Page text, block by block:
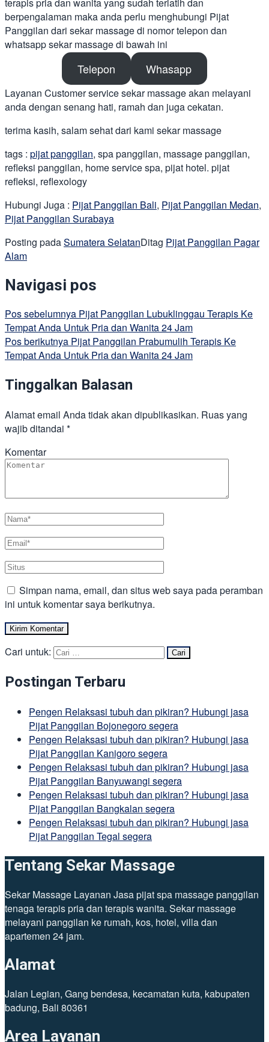
terapis pria dan wanita yang sudah terlatih dan
berpengalaman maka anda perlu menghubungi Pijat
Panggilan dari sekar massage di nomor telepon dan
whatsapp sekar massage di bawah ini
Telepon Whasapp
Layanan Customer service sekar massage akan melayani
anda dengan senang hati, ramah dan juga cekatan.
terima kasih, salam sehat dari kami sekar massage
tags : pijat panggilan, spa panggilan, massage panggilan,
refleksi panggilan, home service spa, pijat hotel. pijat
refleksi, reflexology
Hubungi Juga : Pijat Panggilan Bali, Pijat Panggilan Medan,
Pijat Panggilan Surabaya
Posting padaSumatera SelatanDitag Pijat Panggilan Pagar
Alam
Navigasi pos
Pos sebelumnya Pijat Panggilan Lubuklinggau Terapis Ke
Tempat Anda Untuk Pria dan Wanita 24 Jam
Pos berikutnya Pijat Panggilan Prabumulih Terapis Ke
Tempat Anda Untuk Pria dan Wanita 24 Jam
Tinggalkan Balasan
Alamat email Anda tidak akan dipublikasikan. Ruas yang
wajib ditandai *
Komentar
Simpan nama, email, dan situs web saya pada peramban
ini untuk komentar saya berikutnya.
Cari untuk:
Postingan Terbaru
Pengen Relaksasi tubuh dan pikiran? Hubungi jasa
Pijat Panggilan Bojonegoro segera
Pengen Relaksasi tubuh dan pikiran? Hubungi jasa
Pijat Panggilan Kanigoro segera
Pengen Relaksasi tubuh dan pikiran? Hubungi jasa
Pijat Panggilan Banyuwangi segera
Pengen Relaksasi tubuh dan pikiran? Hubungi jasa
Pijat Panggilan Bangkalan segera
Pengen Relaksasi tubuh dan pikiran? Hubungi jasa
Pijat Panggilan Tegal segera
Tentang Sekar Massage
Sekar Massage Layanan Jasa pijat spa massage panggilan
tenaga terapis pria dan terapis wanita. Sekar massage
melayani panggilan ke rumah, kos, hotel, villa dan
apartemen 24 jam.
Alamat
Jalan Legian, Gang bendesa, kecamatan kuta, kabupaten
badung, Bali 80361
Area Layanan